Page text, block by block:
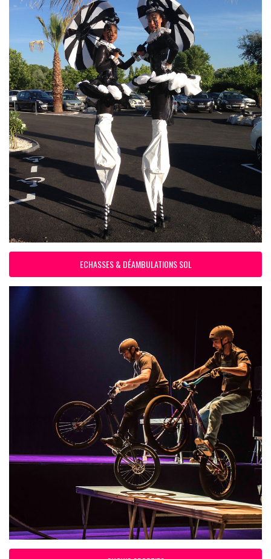
ECHASSES & DÉAMBULATIONS SOL